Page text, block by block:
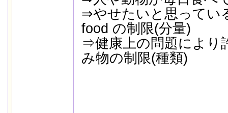
⇒やせたいと思ってい
food の制限(分量)
⇒健康上の問題により
み物の制限(種類)